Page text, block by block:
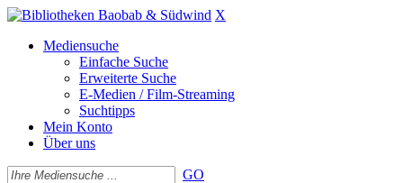
X
Mediensuche
Einfache Suche
Erweiterte Suche
E-Medien / Film-Streaming
Suchtipps
Mein Konto
Über uns
GO